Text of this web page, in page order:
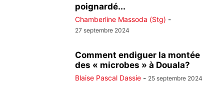
poignardé...
Chamberline Massoda (Stg) -
27 septembre 2024
Comment endiguer la montée
des « microbes » à Douala?
Blaise Pascal Dassie - 25 septembre 2024